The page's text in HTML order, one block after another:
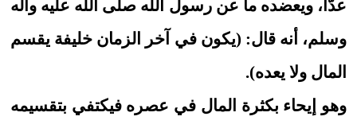
عدّاً، ويعضده ما عن رسول الله صلى الله عليه وآله
وسلم، أنه قال: (يكون في آخر الزمان خليفة يقسم
المال ولا يعده).
وهو إيحاء بكثرة المال في عصره فيكتفي بتقسيمه